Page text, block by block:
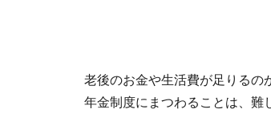
老後のお金や生活費が足りるの
年金制度にまつわることは、難